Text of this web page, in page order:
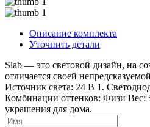
Описание комплекта
Уточнить детали
Slab — это световой дизайн, на
отличается своей
Источник света: 24 В 1.
Комбинации оттенков: Физи Вес:
украшения для дома.